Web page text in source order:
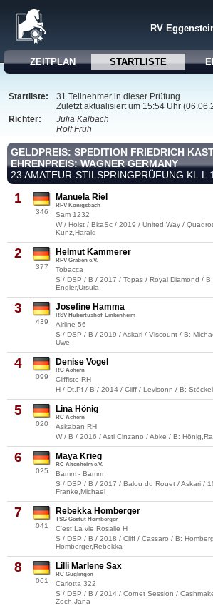
RV
ZEITPLAN STARTLISTE
Startliste:
31 Teilnehmer in dieser Prüfung.
Zuletzt aktualisiert um 15:54 Uhr
Richter:
Julia Kalbach
Rolf Früh
GELDPREIS: SPEDITION FRIEDRICH
EHRENPREIS: WAGNER GERMANY
23 AMATEUR-STILSPRINGPRÜFUNG KL.L
1
346
Manuela Riel
RFV Königsbach
Sam 1232
W / Holst / BkaSc / 2019 / United Way /
Kunz,Harald
2
377
Helmut Kammerer
RFV Graben e.V.
Tobacca
S / DSP / B / 2017 / Topas / Royal Diamond /
Engler,Ursula
3
439
Josefine Hamma
RSV Hubertushof-Linkenheim
Airline 56
S / DSP / B / 2019 / Askari / Viscount / B:
Uwe
4
099
Denise Vogel
RC Achern
Cliffisto RH
H / Dt.Pf / B / 2014 / Cliff / Levisonn / B:
5
020
Lina Hönig
RC Achern
Askaban RH
W / B / 2016 / Asti Cinzano / Abke / B:
6
025
Maya Krieg
RC Altenheim e.V.
Bamm - Bamm
S / DSP / B / 2017 / Balou du Rouet / Askari /
Franke,Michael
7
041
Rebekka Homberger
TSG Gestüt Homberger
C'est La vie Rosalie H
S / DSP / B / 2018 / Cliff / Cassaro / B:
Homberger,Rebekka
8
061
Lilli Marlene Sax
RC Güglingen
Carlotta 322
S / DSP / B / 2014 / Cornet Session /
Zoch,Jana